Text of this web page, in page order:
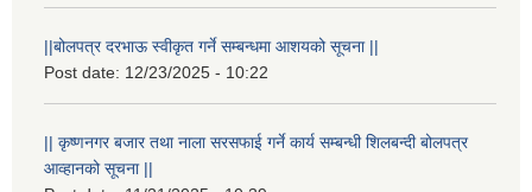
||बोलपत्र दरभाऊ स्वीकृत गर्ने सम्बन्धमा आशयको सूचना ||
Post date: 12/23/2025 - 10:22
|| कृष्णनगर बजार तथा नाला सरसफाई गर्ने कार्य सम्बन्धी शिलबन्दी बोलपत्र
आव्हानको सूचना ||